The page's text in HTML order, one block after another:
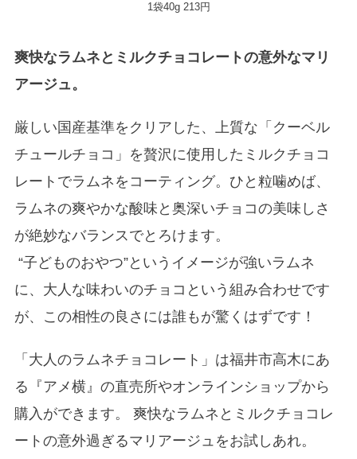
1袋40g 213円
爽快なラムネとミルクチョコレートの意外なマリ
アージュ。
厳しい国産基準をクリアした、上質な「クーベル
チュールチョコ」を贅沢に使用したミルクチョコ
レートでラムネをコーティング。ひと粒噛めば、
ラムネの爽やかな酸味と奥深いチョコの美味しさ
が絶妙なバランスでとろけます。
“子どものおやつ”というイメージが強いラムネ
に、大人な味わいのチョコという組み合わせです
が、この相性の良さには誰もが驚くはずです！
「大人のラムネチョコレート」は福井市高木にあ
る『アメ横』の直売所やオンラインショップから
購入ができます。 爽快なラムネとミルクチョコレ
ートの意外過ぎるマリアージュをお試しあれ。